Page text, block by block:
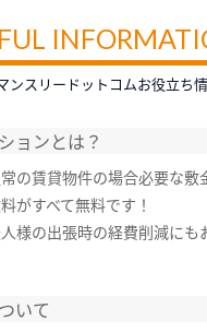
ンスリードットコムお役立ち
ョンとは？
の賃貸物件の場合必要な敷
がすべて無料です！
様の出張時の経費削減にも
いて